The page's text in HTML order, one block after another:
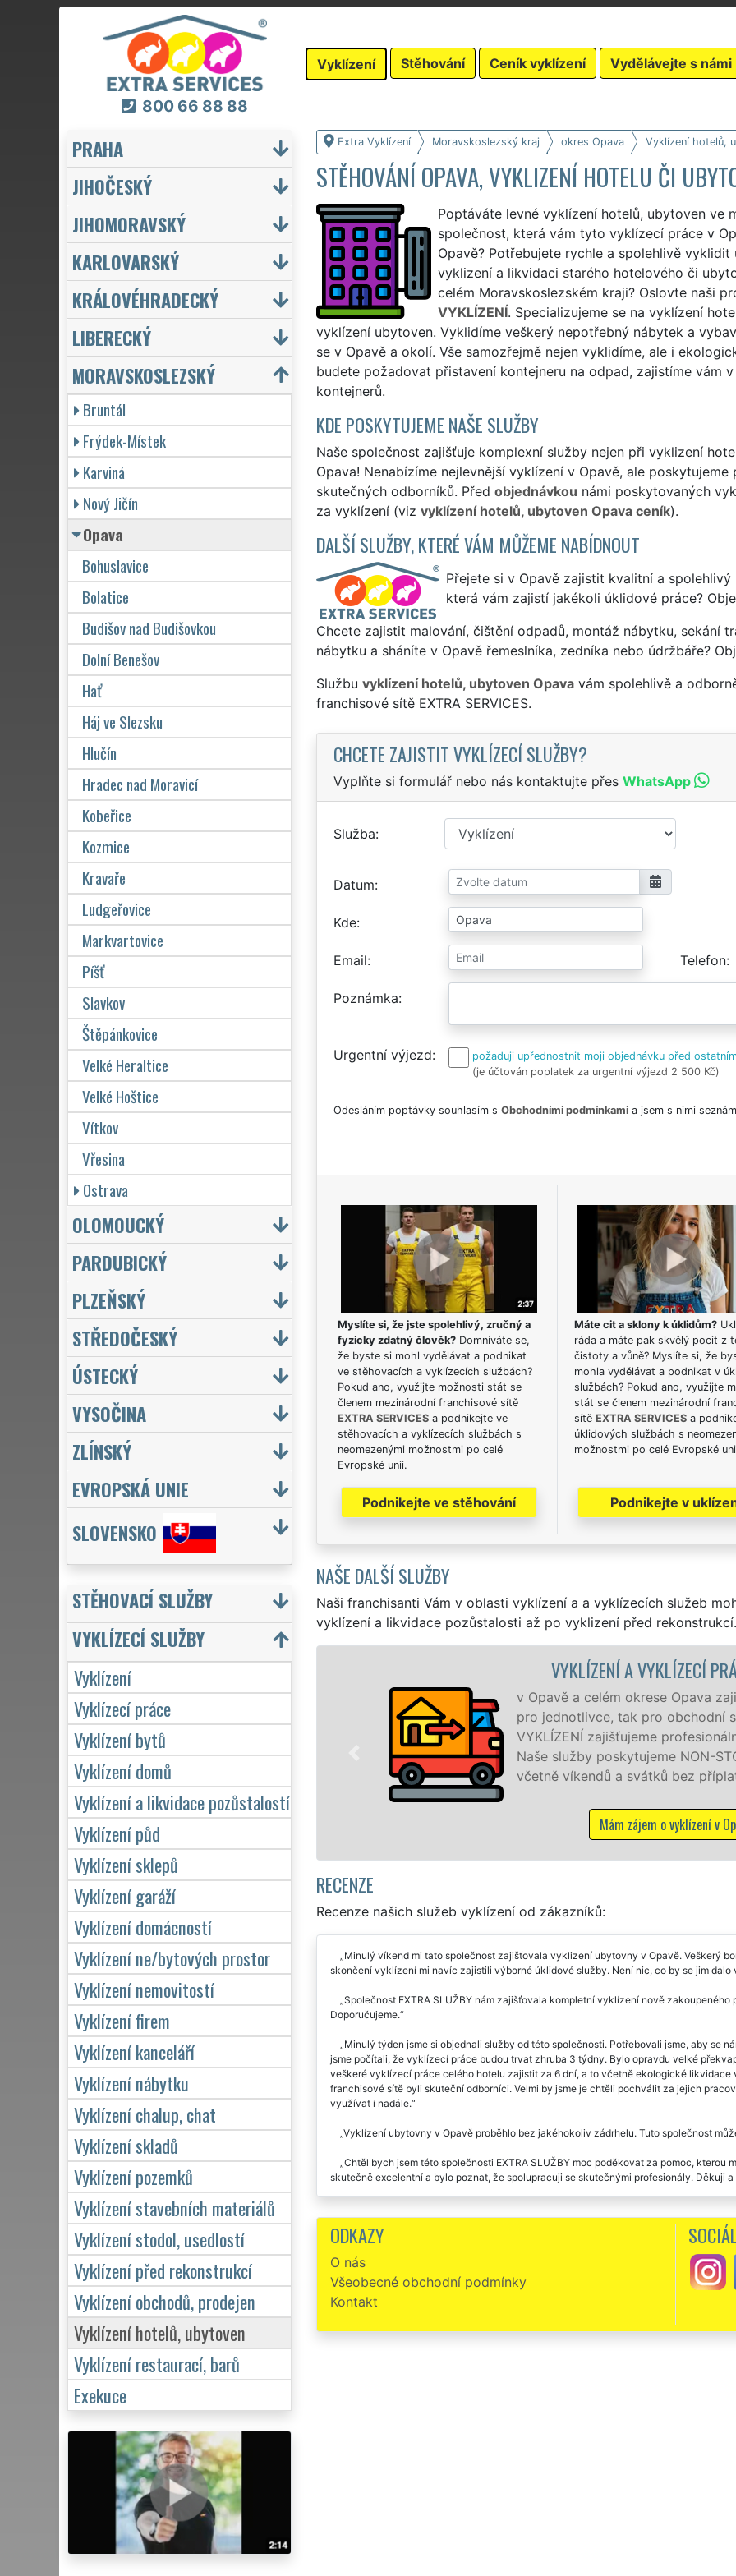
800 66 88 88
Vyklízení Stěhování Ceník vyklízení Vydělávejte s námi
Extra Vyklízení Moravskoslezský kraj okres Opava Vyklízení hotelů,
STĚHOVÁNÍ OPAVA, VYKLIZENÍ HOTELU ČI
Poptáváte levné vyklízení hotelů, ubytoven ve
společnost, která vám tyto vyklízecí práce v
Opavě? Potřebujete rychle a spolehlivě
vyklizení a likvidaci starého hotelového či
celém Moravskoslezském kraji? Oslovte naši
VYKLÍZENÍ. Specializujeme se na vyklízení
vyklízení ubytoven. Vyklidíme veškerý nepotřebný nábytek a
se v Opavě a okolí. Vše samozřejmě nejen vyklidíme, ale i
budete požadovat přistavení kontejneru na odpad, zajistíme vám
kontejnerů.
KDE POSKYTUJEME NAŠE SLUŽBY
Naše společnost zajišťuje komplexní služby nejen při vyklizení
Opava! Nenabízíme nejlevnější vyklízení v Opavě, ale
skutečných odborníků. Před objednávkou námi poskytovaných
za vyklízení (viz vyklízení hotelů, ubytoven Opava ceník).
DALŠÍ SLUŽBY, KTERÉ VÁM MŮŽEME NABÍDNOUT
Přejete si v Opavě zajistit kvalitní a
která vám zajistí jakékoli úklidové práce?
Chcete zajistit malování, čištění odpadů, montáž nábytku, sekání
nábytku a sháníte v Opavě řemeslníka, zedníka nebo údržbáře?
Službu vyklízení hotelů, ubytoven Opavavám spolehlivě a
franchisové sítě EXTRA SERVICES.
CHCETE ZAJISTIT VYKLÍZECÍ SLUŽBY?
Vyplňte si formulář nebo nás kontaktujte přes WhatsApp
Služba
Datum
Kde
Email Telefon
Poznámka
Urgentní výjezd
požaduji upřednostnit moji objednávku před
(je účtován poplatek za urgentní výjezd 2 500 Kč)
Odesláním poptávky souhlasím s Obchodními podmínkamia jsem s nimi
Myslíte si, že jste spolehlivý, zručný a
fyzicky zdatný člověk?Domníváte se,
že byste si mohl vydělávat a podnikat
ve stěhovacích a vyklízecích službách?
Pokud ano, využijte možnosti stát se
členem mezinárodní franchisové sítě
EXTRA SERVICESa podnikejte ve
stěhovacích a vyklízecích službách s
neomezenými možnostmi po celé
Evropské unii.
Podnikejte ve stěhování
Máte cit a sklony k úklidům?
ráda a máte pak skvělý pocit z
čistoty a vůně? Myslíte si, že
mohla vydělávat a podnikat v
službách? Pokud ano, využijte
stát se členem mezinárodní
sítě EXTRA SERVICESa
úklidových službách s
možnostmi po celé Evropské
Podnikejte v
NAŠE DALŠÍ SLUŽBY
Naši franchisanti Vám v oblasti vyklízení a a vyklízecích služeb
vyklízení a likvidace pozůstalosti až po vyklizení před rekonstrukcí.
VYKLÍZENÍ A VYKLÍZECÍ PRÁCE OPAVA
v Opavě a celém okrese Opava zajišťujeme služby vyklízení, a to jak
pro jednotlivce, tak pro obchodní společnosti. Pod značkou sítě EXTRA
VYKLÍZENÍ zajišťujeme profesionální a kvalitní servis se zárukou kvality.
Naše služby poskytujeme NON-STOP 24 hodin denně, 7 dní v týdnu
včetně víkendů a svátků bez příplatků.
RECENZE
Recenze našich služeb vyklízení od zákazníků:
Minulý víkend mi tato společnost zajišťovala vyklizení ubytovny v Opavě. Veškerý
skončení vyklízení mi navíc zajistili výborné úklidové služby. Není nic, co by se jim
Společnost EXTRA SLUŽBY nám zajišťovala kompletní vyklízení nově
Doporučujeme.
Minulý týden jsme si objednali služby od této společnosti. Potřebovali jsme, aby se
jsme počítali, že vyklízecí práce budou trvat zhruba 3 týdny. Bylo opravdu velké
veškeré vyklízecí práce celého hotelu zajistit za 6 dní, a to včetně ekologické
franchisové sítě byli skuteční odborníci. Velmi by jsme je chtěli pochválit za jejich
využívat i nadále.
Vyklízení ubytovny v Opavě proběhlo bez jakéhokoliv zádrhelu. Tuto společnost
Chtěl bych jsem této společnosti EXTRA SLUŽBY moc poděkovat za pomoc,
skutečně excelentní a bylo poznat, že spolupracuji se skutečnými profesionály. Děkuji
bylo provedeno velmi odborně a profesionálně. Tuto společnost jednoznačně
ODKAZY
O nás
Všeobecné obchodní podmínky
Kontakt
PRAHA
JIHOČESKÝ
JIHOMORAVSKÝ
KARLOVARSKÝ
KRÁLOVÉHRADECKÝ
LIBERECKÝ
MORAVSKOSLEZSKÝ
Bruntál
Frýdek-Místek
Karviná
Nový Jičín
Opava
Bohuslavice
Bolatice
Budišov nad Budišovkou
Dolní Benešov
Hať
Háj ve Slezsku
Hlučín
Hradec nad Moravicí
Kobeřice
Kozmice
Kravaře
Ludgeřovice
Markvartovice
Píšť
Slavkov
Štěpánkovice
Velké Heraltice
Velké Hoštice
Vítkov
Vřesina
Ostrava
OLOMOUCKÝ
PARDUBICKÝ
PLZEŇSKÝ
STŘEDOČESKÝ
ÚSTECKÝ
VYSOČINA
ZLÍNSKÝ
EVROPSKÁ UNIE
SLOVENSKO
STĚHOVACÍ SLUŽBY
VYKLÍZECÍ SLUŽBY
Vyklízení
Vyklízecí práce
Vyklízení bytů
Vyklízení domů
Vyklízení a likvidace pozůstalostí
Vyklízení půd
Vyklízení sklepů
Vyklízení garáží
Vyklízení domácností
Vyklízení ne/bytových prostor
Vyklízení nemovitostí
Vyklízení firem
Vyklízení kanceláří
Vyklízení nábytku
Vyklízení chalup, chat
Vyklízení skladů
Vyklízení pozemků
Vyklízení stavebních materiálů
Vyklízení stodol, usedlostí
Vyklízení před rekonstrukcí
Vyklízení obchodů, prodejen
Vyklízení hotelů, ubytoven
Vyklízení restaurací, barů
Exekuce